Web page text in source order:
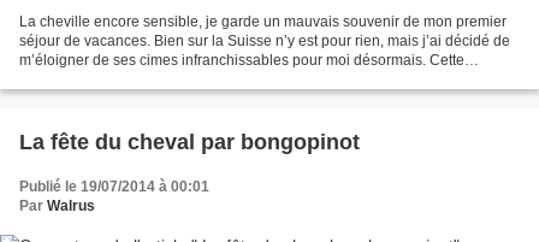
La cheville encore sensible, je garde un mauvais souvenir de mon premier
séjour de vacances. Bien sur la Suisse n’y est pour rien, mais j’ai décidé de
m’éloigner de ses cimes infranchissables pour moi désormais. Cette
La fête du cheval par bongopinot
Publié le 19/07/2014 à 00:01
Par Walrus